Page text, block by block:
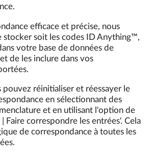
efficace et précise, nous
stocker soit les codes ID Anything™,
votre base de données de
de les inclure dans vos
pouvez réinitialiser et réessayer le
en sélectionnant des
et en utilisant l'option de
Faire correspondre les entrées'. Cela
de correspondance à toutes les